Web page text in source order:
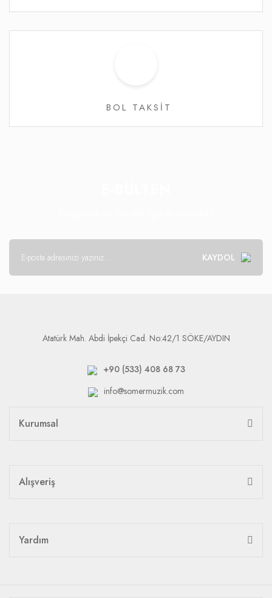
BOL TAKSİT
KAYDOL
Atatürk Mah. Abdi İpekçi Cad. No:42/1 SÖKE/AYDIN
+90 (533) 408 68 73
info@somermuzik.com
Kurumsal
Alışveriş
Yardım